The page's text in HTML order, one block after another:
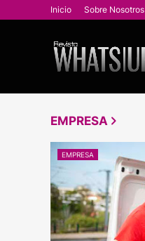
Inicio Sobre Nosotros
EMPRESA
EMPRESA